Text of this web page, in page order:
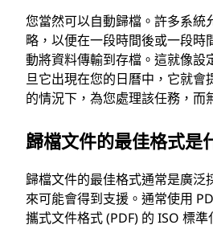
您當然可以自動歸檔。許多系統
略，以便在一段時間後或一段時
動將資料傳輸到存檔。這就像設
旦它出現在您的日曆中，它就會
的情況下，為您處理該任務，而
歸檔文件的最佳格式是
歸檔文件的最佳格式通常是廣泛
來可能會得到支援。通常使用
攜式文件格式 (PDF) 的 ISO 標